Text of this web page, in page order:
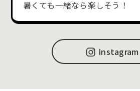
暑くても一緒なら楽しそう！
Instagram